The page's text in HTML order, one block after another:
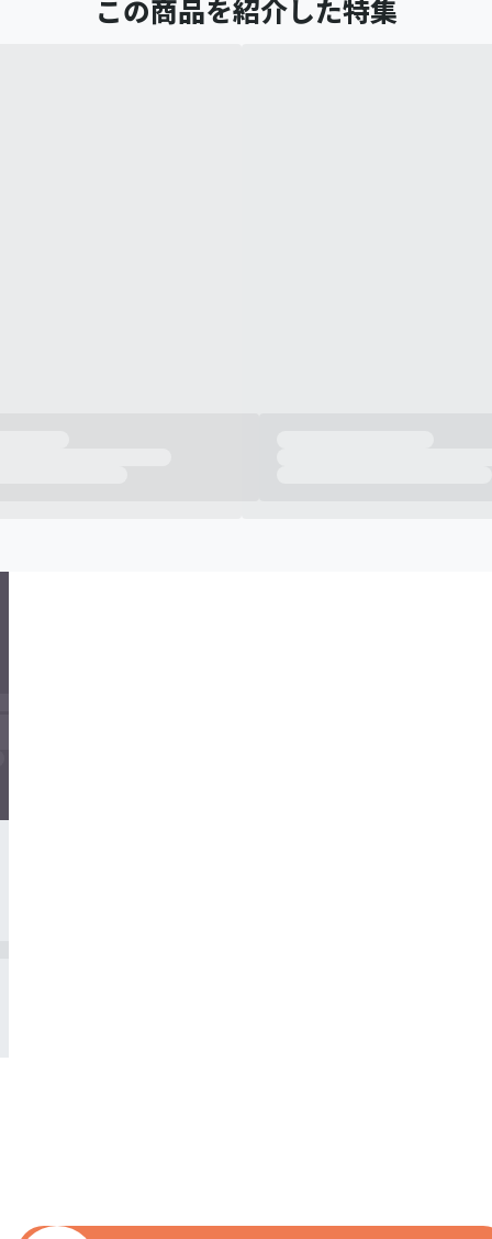
この商品を紹介した特集